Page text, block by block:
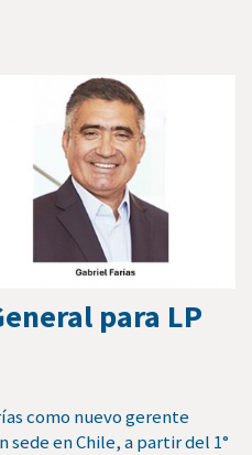
para LP
como nuevo gerente
sede en Chile, a partir del 1°